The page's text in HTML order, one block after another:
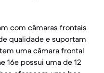
com câmaras frontais
qualidade e suportam
uma câmara frontal
16e possui uma de 12